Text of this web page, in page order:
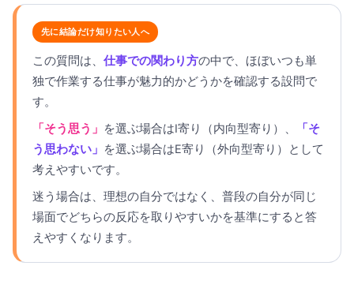
先に結論だけ知りたい人へ
この質問は、 仕事での関わり方の中で、ほぼいつも単
独で作業する仕事が魅力的かどうかを確認する設問で
す。
「そう思う」 を選ぶ場合はI寄り（内向型寄り）、
「そ
う思わない」 を選ぶ場合はE寄り（外向型寄り）として
考えやすいです。
迷う場合は、理想の自分ではなく、普段の自分が同じ
場面でどちらの反応を取りやすいかを基準にすると答
えやすくなります。